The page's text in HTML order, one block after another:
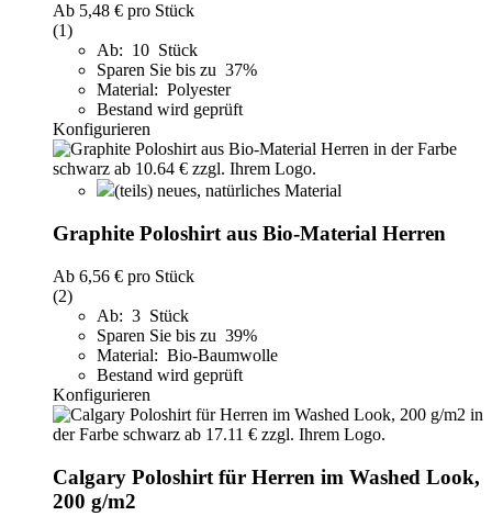
Ab 5,48 € pro Stück
(1)
Ab: 10 Stück
Sparen Sie bis zu 37%
Material: Polyester
Bestand wird geprüft
Konfigurieren
(teils) neues, natürliches Material
Graphite Poloshirt aus Bio-Material Herren
Ab 6,56 € pro Stück
(2)
Ab: 3 Stück
Sparen Sie bis zu 39%
Material: Bio-Baumwolle
Bestand wird geprüft
Konfigurieren
Calgary Poloshirt für Herren im Washed Look,
200 g/m2